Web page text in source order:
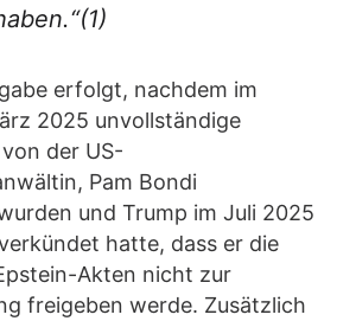
erfolgt, nachdem im
2025 unvollständige
der US-
Pam Bondi
und Trump im Juli 2025
hatte, dass er die
Akten nicht zur
freigeben werde. Zusätzlich